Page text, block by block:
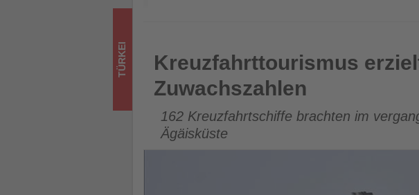
Kreuzfahrttourismus erzielte 2025 im Südwesten
TÜRKEI
Kreuzfahrttourismus
Zuwachszahlen
162 Kreuzfahrtschiffe brachten im
Ägäisküste